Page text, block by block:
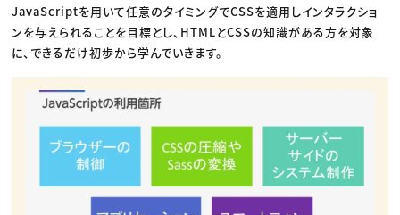
JavaScriptを用いて任意のタイミングでCSSを適用しインタラクショ
ンを与えられることを目標とし、HTMLとCSSの知識がある方を対象
に、できるだけ初歩から学んでいきます。